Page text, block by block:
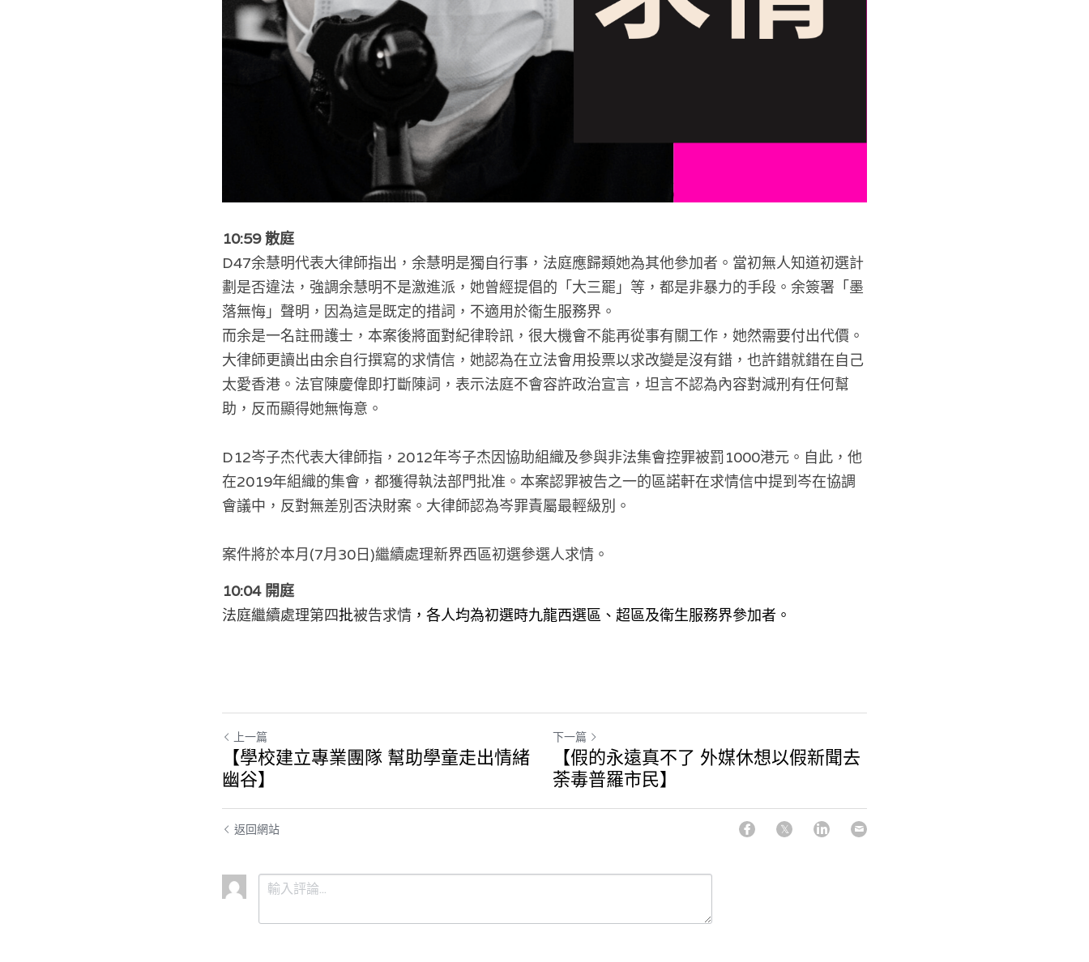
10:59 散庭
D47余慧明代表大律師指出，余慧明是獨自行事，法庭應歸類她為其他參加者。當初無人知道初選計
劃是否違法，強調余慧明不是激進派，她曾經提倡的「大三罷」等，都是非暴力的手段。余簽署「墨
落無悔」聲明，因為這是既定的措詞，不適用於衞生服務界。
而余是一名註冊護士，本案後將面對紀律聆訊，很大機會不能再從事有關工作，她然需要付出代價。
大律師更讀出由余自行撰寫的求情信，她認為在立法會用投票以求改變是沒有錯，也許錯就錯在自己
太愛香港。法官陳慶偉即打斷陳詞，表示法庭不會容許政治宣言，坦言不認為內容對減刑有任何幫
助，反而顯得她無悔意 。
D12岑子杰代表大律師指，2012年岑子杰因協助組織及參與非法集會控罪被罰1000港元。自此，他
在2019年組織的集會，都獲得執法部門批准。本案認罪被告之一的區諾軒在求情信中提到岑在協調
會議中，反對無差別否決財案。大律師認為岑罪責屬最輕級別 。
案件將於本月(7月30日)繼續處理新界西區初選參選人求情。
10:04 開庭
法庭繼續處理第四批被告求情 ，各人均為初選時九龍西選區、超區及衛生服務界參加者。
上一篇
【學校建立專業團隊 幫助學童走出情緒
幽谷】
下一篇
【假的永遠真不了 外媒休想以假新聞去
荼毒普羅市民】
返回網站